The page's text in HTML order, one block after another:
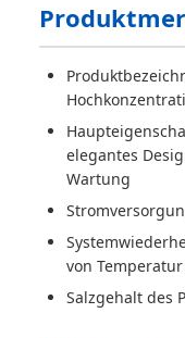
elegantes
Wartung
von
Salzgehalt des